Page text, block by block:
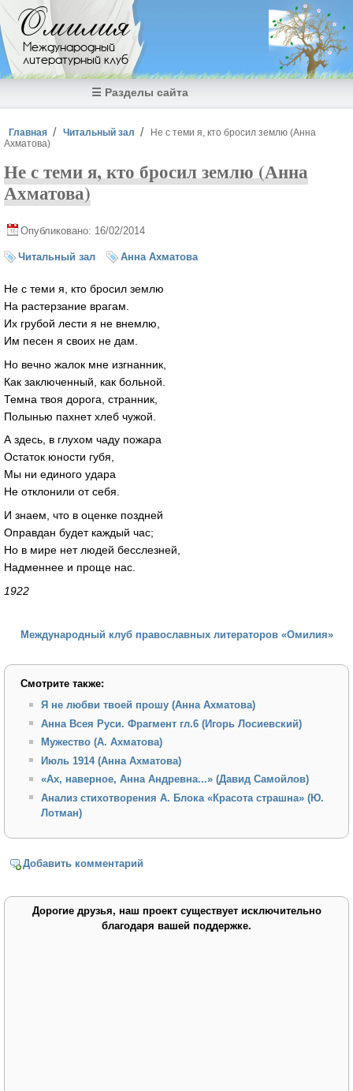
Перейти к основному содержанию
Омилия
Международный
литературный клуб
☰ Разделы сайта
Вы здесь
Главная Читальный зал
Не с теми я, кто бросил землю (Анна
Ахматова)
Не с теми я, кто бросил землю (Анна
Ахматова)
Опубликовано: 16/02/2014
Читальный зал Анна Ахматова
Не с теми я, кто бросил землю
На растерзание врагам.
Их грубой лести я не внемлю,
Им песен я своих не дам.
Но вечно жалок мне изгнанник,
Как заключенный, как больной.
Темна твоя дорога, странник,
Полынью пахнет хлеб чужой.
А здесь, в глухом чаду пожара
Остаток юности губя,
Мы ни единого удара
Не отклонили от себя.
И знаем, что в оценке поздней
Оправдан будет каждый час;
Но в мире нет людей бесслезней,
Надменнее и проще нас.
1922
Международный клуб православных литераторов «Омилия»
Смотрите также:
Я не любви твоей прошу (Анна Ахматова)
Анна Всея Руси. Фрагмент гл.6 (Игорь Лосиевский)
Мужество (А. Ахматова)
Июль 1914 (Анна Ахматова)
«Ах, наверное, Анна Андревна...» (Давид Самойлов)
Анализ стихотворения А. Блока «Красота страшна» (Ю.
Лотман)
Добавить комментарий
Дорогие друзья, наш проект существует исключительно
благодаря вашей поддержке.